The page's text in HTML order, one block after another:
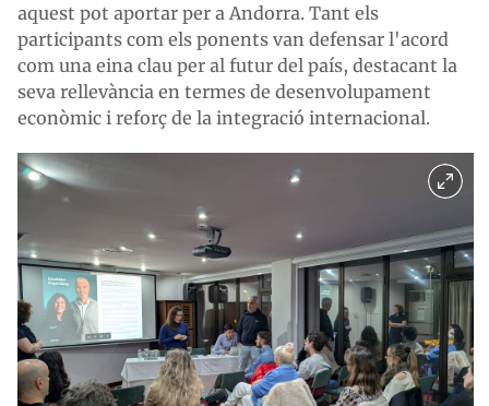
aquest pot aportar per a Andorra. Tant els
participants com els ponents van defensar l'acord
com una eina clau per al futur del país, destacant la
seva rellevància en termes de desenvolupament
econòmic i reforç de la integració internacional.